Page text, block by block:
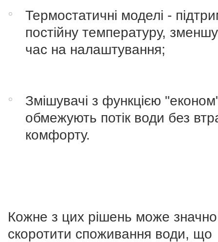
Термостатичні моделі -
постійну температуру,
час на налаштування;
Змішувачі з функцією
обмежують потік води без
комфорту.
Кожне з цих рішень може значно
скоротити споживання води, що